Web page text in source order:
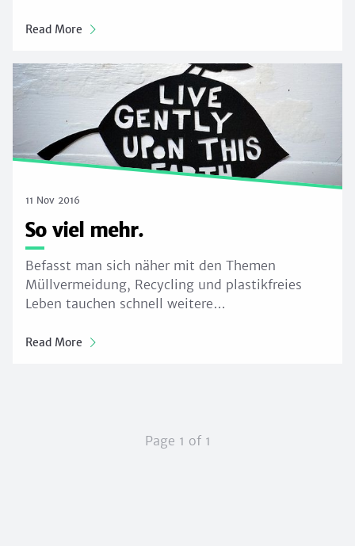
Read More
11 Nov 2016
So viel mehr.
Befasst man sich näher mit den Themen
Müllvermeidung, Recycling und plastikfreies
Leben tauchen schnell weitere…
Read More
Page 1 of 1